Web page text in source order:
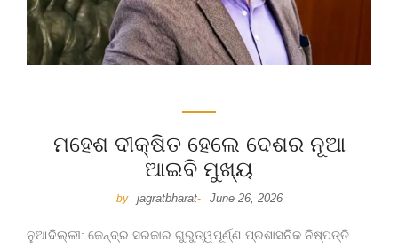
ମହେଶ ଦୀକ୍ଷିତ ହେଲେ ଦେଶର ନୂଆ
ଆଇବି ମୁଖ୍ୟ
by jagratbharat- June 26, 2026
ନୁଆଦିଲ୍ଲୀ: କେନ୍ଦ୍ର ସରକାର ଗୁରୁତ୍ୱପୂର୍ଣ୍ଣ ପ୍ରଶାସନିକ ନିଷ୍ପତ୍ତି